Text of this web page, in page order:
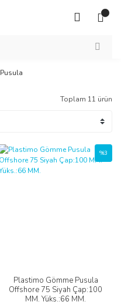
Pusula
Toplam 11 ürün
Plastimo Gömme Pusula
Offshore 75 Siyah Çap:100
MM. Yüks.:66 MM.
%3